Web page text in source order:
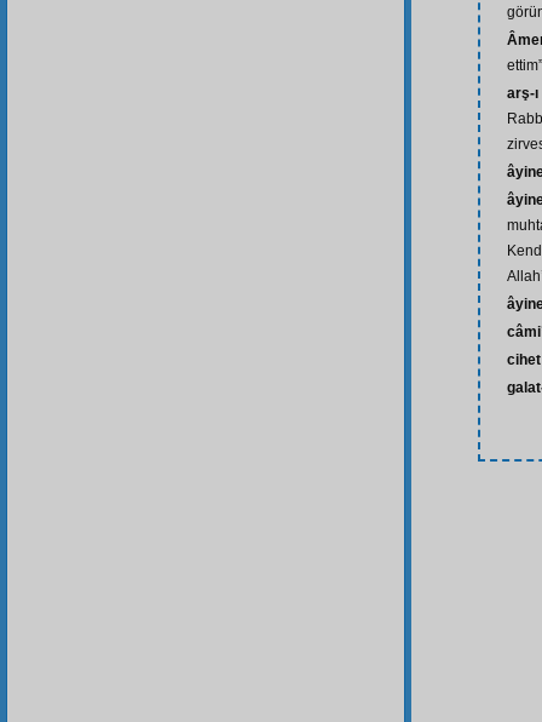
ettim”
arş-
cihet